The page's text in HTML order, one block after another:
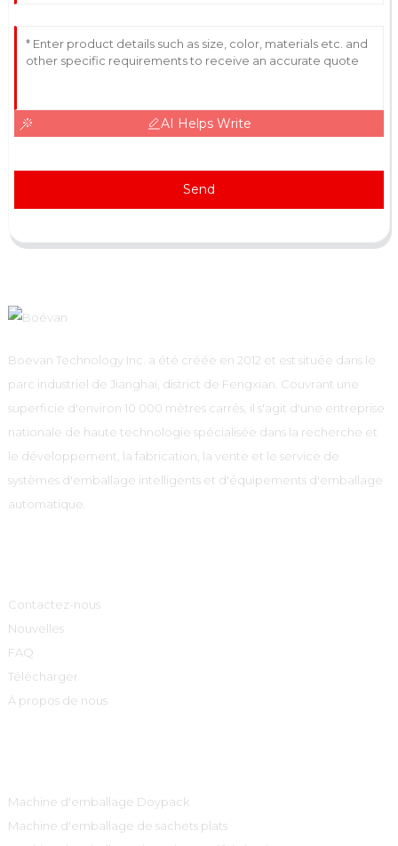
AI Helps Write
Send
Boevan Technology Inc. a été créée en 2012 et est située dans le
parc industriel de Jianghai, district de Fengxian. Couvrant une
superficie d'environ 10 000 mètres carrés, il s'agit d'une entreprise
nationale de haute technologie spécialisée dans la recherche et
le développement, la fabrication, la vente et le service de
systèmes d'emballage intelligents et d'équipements d'emballage
automatique.
Contactez-nous
Nouvelles
FAQ
Télécharger
À propos de nous
Machine d'emballage Doypack
Machine d'emballage de sachets plats